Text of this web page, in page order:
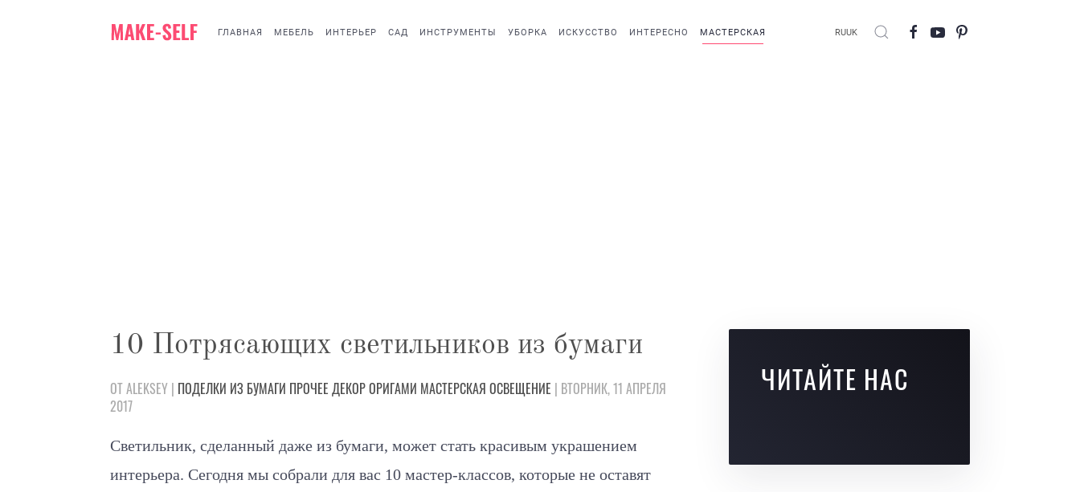
ГЛАВНАЯ МЕБЕЛЬ ИНТЕРЬЕР САД ИНСТРУМЕНТЫ УБОРКА ИСКУССТВО ИНТЕРЕСНО МАСТЕРСКАЯ RUUK
10 Потрясающих светильников из бумаги
ОТ ALEKSEY | ПОДЕЛКИ ИЗ БУМАГИ ПРОЧЕЕ ДЕКОРОРИГАМИ МАСТЕРСКАЯ ОСВЕЩЕНИЕ | ВТОРНИК, 11 АПРЕЛЯ
2017
Светильник, сделанный даже из бумаги, может стать красивым украшением
интерьера. Сегодня мы собрали для вас 10 мастер-классов, которые не оставят
ЧИТАЙТЕ НАС